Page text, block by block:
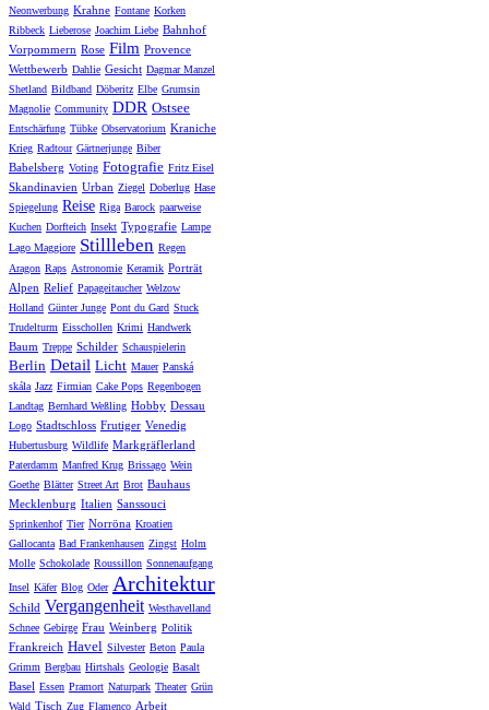
Neonwerbung Krahne Fontane Korken
Ribbeck Lieberose Joachim Liebe Bahnhof
Vorpommern Rose Film Provence
Wettbewerb Dahlie Gesicht Dagmar Manzel
Shetland Bildband Döberitz Elbe Grumsin
Magnolie Community DDR Ostsee
Entschärfung Tübke Observatorium Kraniche
Krieg Radtour Gärtnerjunge Biber
Babelsberg Voting Fotografie Fritz Eisel
Skandinavien Urban Ziegel Doberlug Hase
Spiegelung Reise Riga Barock paarweise
Kuchen Dorfteich Insekt Typografie Lampe
Lago Maggiore Stillleben Regen
Aragon Raps Astronomie Keramik Porträt
Alpen Relief Papageitaucher Welzow
Holland Günter Junge Pont du Gard Stuck
Trudelturm Eisschollen Krimi Handwerk
Baum Treppe Schilder Schauspielerin
Berlin Detail Licht Mauer Panská
skála Jazz Firmian Cake Pops Regenbogen
Landtag Bernhard Weßling Hobby Dessau
Logo Stadtschloss Frutiger Venedig
Hubertusburg Wildlife Markgräflerland
Paterdamm Manfred Krug Brissago Wein
Goethe Blätter Street Art Brot Bauhaus
Mecklenburg Italien Sanssouci
Sprinkenhof Tier Norröna Kroatien
Gallocanta Bad Frankenhausen Zingst Holm
Molle Schokolade Roussillon Sonnenaufgang
Insel Käfer Blog Oder Architektur
Schild Vergangenheit Westhavelland
Schnee Gebirge Frau Weinberg Politik
Frankreich Havel Silvester Beton Paula
Grimm Bergbau Hirtshals Geologie Basalt
Basel Essen Pramort Naturpark Theater Grün
Wald Tisch Zug Flamenco Arbeit